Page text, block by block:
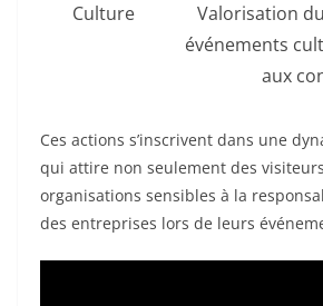
Culture
Valorisation
événements
aux
Ces actions s’inscrivent dans une
qui attire non seulement des
organisations sensibles à la
des entreprises lors de leurs